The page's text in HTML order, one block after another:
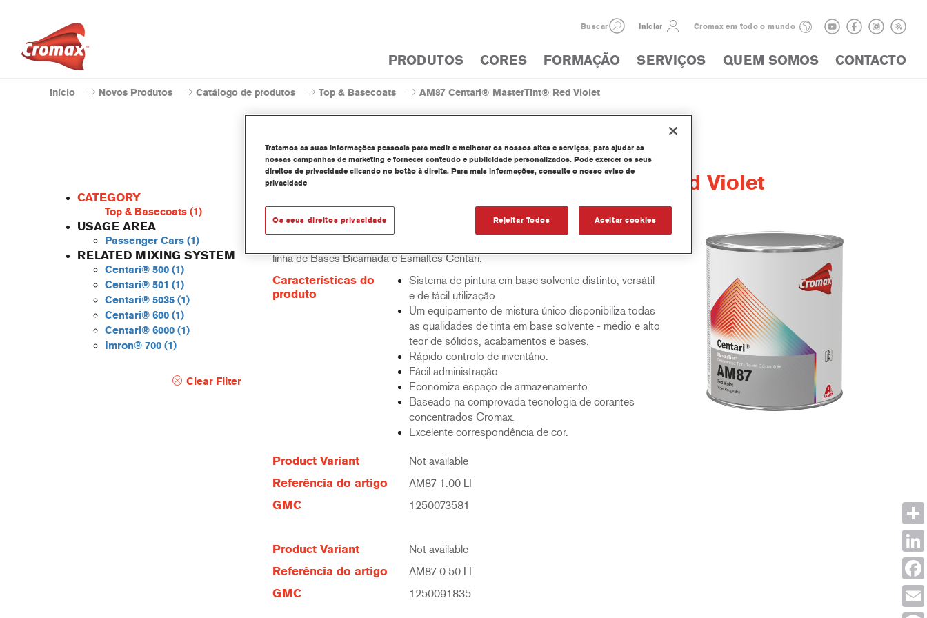
Buscar Iniciar Cromax em todo o mundo
PRODUTOS CORES FORMAÇÃO SERVIÇOS QUEM SOMOS CONTACTO
Início Novos Produtos Catálogo de produtos Top & Basecoats AM87 Centari® MasterTint® Red Violet
CATEGORY
Top & Basecoats (1)
USAGE AREA
Passenger Cars (1)
RELATED MIXING SYSTEM
Centari® 500 (1)
Centari® 501 (1)
Centari® 5035 (1)
Centari® 600 (1)
Centari® 6000 (1)
Imron® 700 (1)
Clear Filter
AM87 Centari® MasterTint® Red Violet
linha de Bases Bicamada e Esmaltes Centari.
Características do
produto
Sistema de pintura em base solvente distinto, versátil
e de fácil utilização.
Um equipamento de mistura único disponibiliza todas
as qualidades de tinta em base solvente - médio e alto
teor de sólidos, acabamentos e bases.
Rápido controlo de inventário.
Fácil administração.
Economiza espaço de armazenamento.
Baseado na comprovada tecnologia de corantes
concentrados Cromax.
Excelente correspondência de cor.
Product Variant Not available
Referência do artigo AM87 1.00 LI
GMC 1250073581
Product Variant Not available
Referência do artigo AM87 0.50 LI
GMC 1250091835
Tratamos as suas informações pessoais para medir e melhorar os nossos sites e serviços, para ajudar as
nossas campanhas de marketing e fornecer conteúdo e publicidade personalizados. Pode exercer os seus
direitos de privacidade clicando no botão à direita. Para mais informações, consulte o nosso aviso de
privacidade
Rejeitar Todos Aceitar cookies
Os seus direitos privacidade